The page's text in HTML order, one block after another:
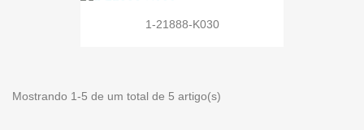
1-21888-K030
Mostrando 1-5 de um total de 5 artigo(s)